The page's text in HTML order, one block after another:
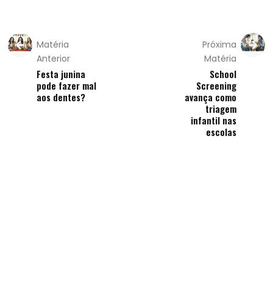
Matéria
Anterior
Festa junina
pode fazer mal
aos dentes?
Próxima
Matéria
School
Screening
avança como
triagem
infantil nas
escolas